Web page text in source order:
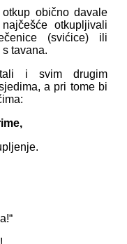
obično davale
otkupljivali
(svićice) ili
tavana.
i svim drugim
a pri tome bi